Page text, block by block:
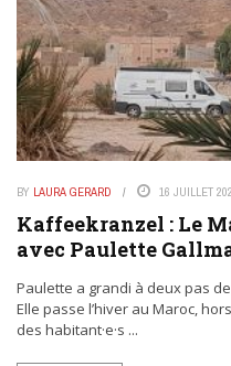
BY LAURA GERARD 16 JUILLET
Kaffeekranzel : Le
avec Paulette
Paulette a grandi à deux pas de
Elle passe l’hiver au Maroc,
des habitant·e·s ...